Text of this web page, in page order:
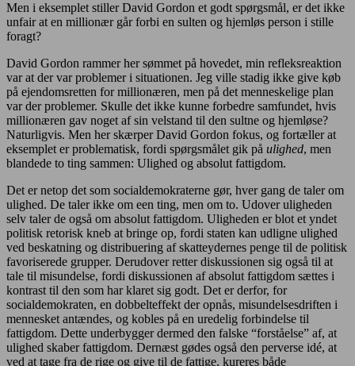
Men i eksemplet stiller David Gordon et godt spørgsmål, er det ikke
unfair at en millionær går forbi en sulten og hjemløs person i stille
foragt?
David Gordon rammer her sømmet på hovedet, min refleksreaktion
var at der var problemer i situationen. Jeg ville stadig ikke give køb
på ejendomsretten for millionæren, men på det menneskelige plan
var der problemer. Skulle det ikke kunne forbedre samfundet, hvis
millionæren gav noget af sin velstand til den sultne og hjemløse?
Naturligvis. Men her skærper David Gordon fokus, og fortæller at
eksemplet er problematisk, fordi spørgsmålet gik på ulighed, men
blandede to ting sammen: Ulighed og absolut fattigdom.
Det er netop det som socialdemokraterne gør, hver gang de taler om
ulighed. De taler ikke om een ting, men om to. Udover uligheden
selv taler de også om absolut fattigdom. Uligheden er blot et yndet
politisk retorisk kneb at bringe op, fordi staten kan udligne ulighed
ved beskatning og distribuering af skatteydernes penge til de politisk
favoriserede grupper. Derudover retter diskussionen sig også til at
tale til misundelse, fordi diskussionen af absolut fattigdom sættes i
kontrast til den som har klaret sig godt. Det er derfor, for
socialdemokraten, en dobbelteffekt der opnås, misundelsesdriften i
mennesket antændes, og kobles på en uredelig forbindelse til
fattigdom. Dette underbygger dermed den falske “forståelse” af, at
ulighed skaber fattigdom. Dernæst gødes også den perverse idé, at
ved at tage fra de rige og give til de fattige, kureres både